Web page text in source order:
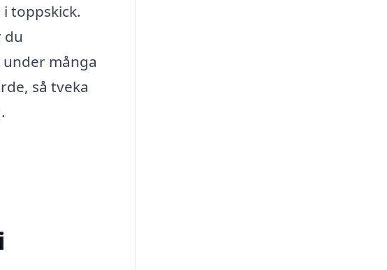
toppskick.
du
många
så tveka